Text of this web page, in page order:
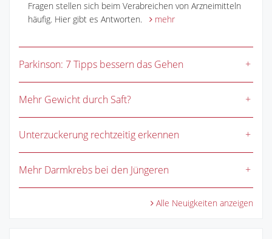
Fragen stellen sich beim Verabreichen von Arzneimitteln
häufig. Hier gibt es Antworten.
mehr
Parkinson: 7 Tipps bessern das Gehen
Mehr Gewicht durch Saft?
Unterzuckerung rechtzeitig erkennen
Mehr Darmkrebs bei den Jüngeren
Alle Neuigkeiten anzeigen